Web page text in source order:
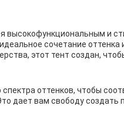
высокофункциональным и
сочетание
этот тент создан,
оттенков, чтобы
дает вам свободу